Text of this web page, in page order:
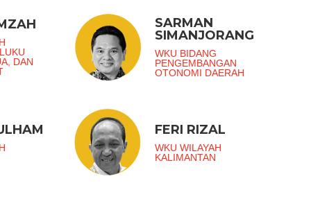
DAN
SARMAN
SIMANJORANG
WKU BIDANG
PENGEMBANGAN
OTONOMI DAERAH
FERI RIZAL
WKU WILAYAH
KALIMANTAN